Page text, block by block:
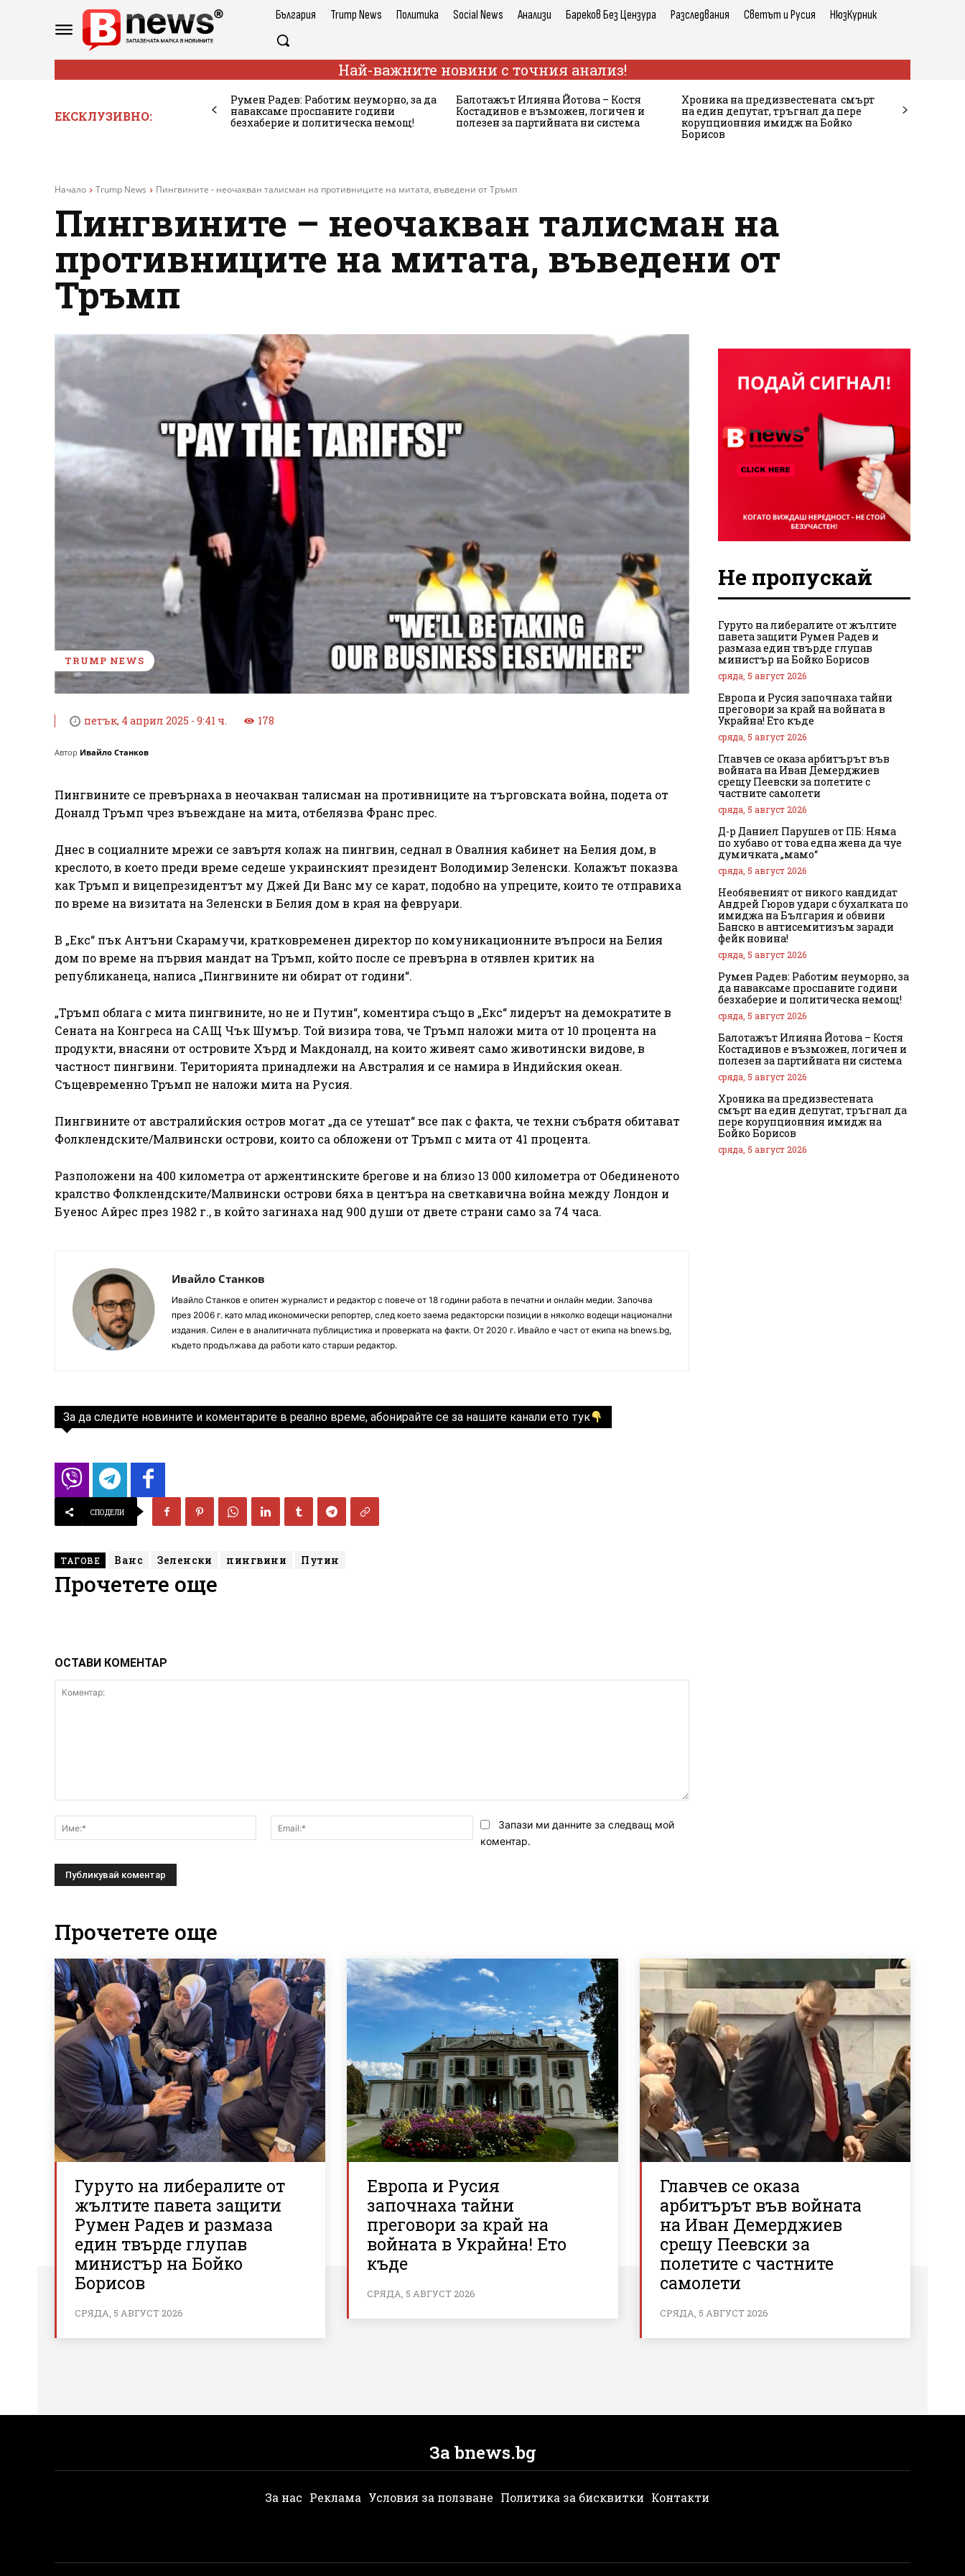
България Trump News Политика Social News Анализи Бареков Без Цензура Разследвания Светът и Русия НюзКурник
Най-важните новини с точния анализ!
ЕКСКЛУЗИВНО:
Румен Радев: Работим неуморно, за да
наваксаме проспаните години
безхаберие и политическа немощ!
Балотажът Илияна Йотова – Костя
Костадинов е възможен, логичен и
полезен за партийната ни система
Хроника на предизвестената смърт
на един депутат, тръгнал да пере
корупционния имидж на Бойко
Борисов
Начало Trump News Пингвините - неочакван талисман на противниците на митата, въведени от Тръмп
Пингвините – неочакван талисман на
противниците на митата, въведени от
Тръмп
TRUMP NEWS
петък, 4 април 2025 - 9:41 ч. 178
Автор Ивайло Станков
Пингвините се превърнаха в неочакван талисман на противниците на търговската война, подета от
Доналд Тръмп чрез въвеждане на мита, отбелязва Франс прес.
Днес в социалните мрежи се завъртя колаж на пингвин, седнал в Овалния кабинет на Белия дом, в
креслото, в което преди време седеше украинският президент Володимир Зеленски. Колажът показва
как Тръмп и вицепрезидентът му Джей Ди Ванс му се карат, подобно на упреците, които те отправиха
по време на визитата на Зеленски в Белия дом в края на февруари.
В „Екс“ пък Антъни Скарамучи, кратковременен директор по комуникационните въпроси на Белия
дом по време на първия мандат на Тръмп, който после се превърна в отявлен критик на
републиканеца, написа „Пингвините ни обират от години“.
„Тръмп облага с мита пингвините, но не и Путин“, коментира също в „Екс“ лидерът на демократите в
Сената на Конгреса на САЩ Чък Шумър. Той визира това, че Тръмп наложи мита от 10 процента на
продукти, внасяни от островите Хърд и Макдоналд, на които живеят само животински видове, в
частност пингвини. Територията принадлежи на Австралия и се намира в Индийския океан.
Същевременно Тръмп не наложи мита на Русия.
Пингвините от австралийския остров могат „да се утешат“ все пак с факта, че техни събратя обитават
Фолклендските/Малвински острови, които са обложени от Тръмп с мита от 41 процента.
Разположени на 400 километра от аржентинските брегове и на близо 13 000 километра от Обединеното
кралство Фолклендските/Малвински острови бяха в центъра на светкавична война между Лондон и
Буенос Айрес през 1982 г., в който загинаха над 900 души от двете страни само за 74 часа.
Ивайло Станков
Ивайло Станков е опитен журналист и редактор с повече от 18 години работа в печатни и онлайн медии. Започва
през 2006 г. като млад икономически репортер, след което заема редакторски позиции в няколко водещи национални
издания. Силен е в аналитичната публицистика и проверката на факти. От 2020 г. Ивайло е част от екипа на bnews.bg,
където продължава да работи като старши редактор.
За да следите новините и коментарите в реално време, абонирайте се за нашите канали ето тук
СПОДЕЛИ
ТАГОВЕ Ванс Зеленски пингвини Путин
Прочетете още
ОСТАВИ КОМЕНТАР
Име:*
Email:*Запази ми данните за следващ мой
коментар.
Не пропускай
Гуруто на либералите от жълтите
павета защити Румен Радев и
размаза един твърде глупав
министър на Бойко Борисов
сряда, 5 август 2026
Европа и Русия започнаха тайни
преговори за край на войната в
Украйна! Ето къде
сряда, 5 август 2026
Главчев се оказа арбитърът във
войната на Иван Демерджиев
срещу Пеевски за полетите с
частните самолети
сряда, 5 август 2026
Д-р Даниел Парушев от ПБ: Няма
по хубаво от това една жена да чуе
думичката „мамо“
сряда, 5 август 2026
Необявеният от никого кандидат
Андрей Гюров удари с бухалката по
имиджа на България и обвини
Банско в антисемитизъм заради
фейк новина!
сряда, 5 август 2026
Румен Радев: Работим неуморно, за
да наваксаме проспаните години
безхаберие и политическа немощ!
сряда, 5 август 2026
Балотажът Илияна Йотова – Костя
Костадинов е възможен, логичен и
полезен за партийната ни система
сряда, 5 август 2026
Хроника на предизвестената
смърт на един депутат, тръгнал да
пере корупционния имидж на
Бойко Борисов
сряда, 5 август 2026
Прочетете още
Гуруто на либералите от
жълтите павета защити
Румен Радев и размаза
един твърде глупав
министър на Бойко
Борисов
СРЯДА, 5 АВГУСТ 2026
Европа и Русия
започнаха тайни
преговори за край на
войната в Украйна! Ето
къде
СРЯДА, 5 АВГУСТ 2026
Главчев се оказа
арбитърът във войната
на Иван Демерджиев
срещу Пеевски за
полетите с частните
самолети
СРЯДА, 5 АВГУСТ 2026
За bnews.bg
За нас Реклама Условия за ползване Политика за бисквитки Контакти